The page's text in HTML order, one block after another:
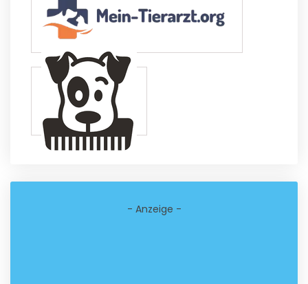
- Anzeige -